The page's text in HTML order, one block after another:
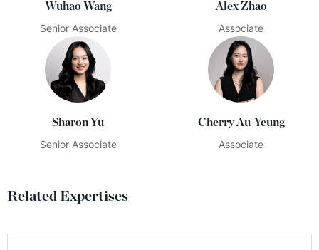
Wuhao Wang
Senior Associate
Alex Zhao
Associate
Sharon Yu
Senior Associate
Cherry Au-Yeung
Associate
Related Expertises